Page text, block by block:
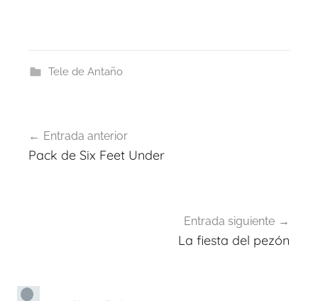
Tele de Antaño
de
Entrada anterior
Pack de Six Feet Under
Entrada siguiente
La fiesta del pezón